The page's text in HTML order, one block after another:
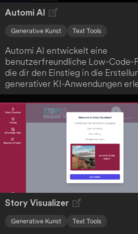
Automi AI
Generative Kunst Text Tools
Automi AI entwickelt eine
benutzerfreundliche Low-Code-
die dir den Einstieg in die
generativer KI-Anwendungen
Diese innovative Technologie
Erstellen solcher Anwendungen
zugänglich, ohne dass du
Programmierkenntnisse benötigst.
Story Visualizer
Generative Kunst Text Tools